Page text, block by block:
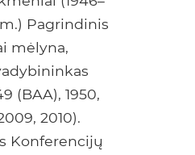
m.) Pagrindinis
mėlyna,
(BAA), 1950,
2010).
Konferencijų